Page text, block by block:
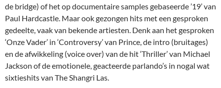
de bridge) of het op documentaire samples gebaseerde ’19’ van
Paul Hardcastle. Maar ook gezongen hits met een gesproken
gedeelte, vaak van bekende artiesten. Denk aan het gesproken
‘Onze Vader’ in ‘Controversy’ van Prince, de intro (bruitages)
en de afwikkeling (voice over) van de hit ‘Thriller’ van Michael
Jackson of de emotionele, geacteerde parlando’s in nogal wat
sixtieshits van The Shangri Las.